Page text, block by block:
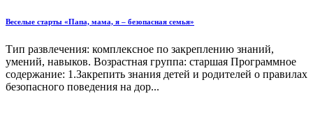
Веселые старты «Папа, мама, я – безопасная семья»
Тип развлечения: комплексное по закреплению знаний,
умений, навыков. Возрастная группа: старшая Программное
содержание: 1.Закрепить знания детей и родителей о правилах
безопасного поведения на дор...